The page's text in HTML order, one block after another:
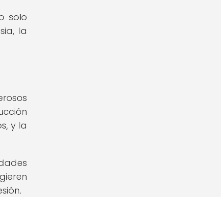
solo
la
y la